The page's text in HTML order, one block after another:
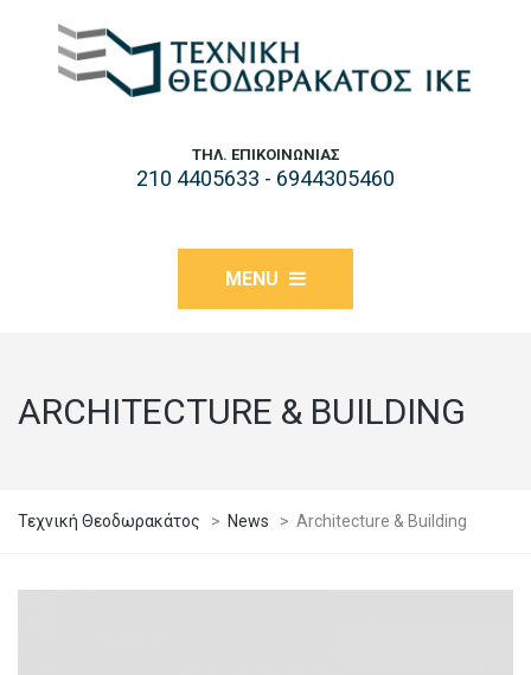
ΤΗΛ. ΕΠΙΚΟΙΝΩΝΊΑΣ
210 4405633 - 6944305460
MENU
ARCHITECTURE & BUILDING
Τεχνική Θεοδωρακάτος > News > Architecture & Building